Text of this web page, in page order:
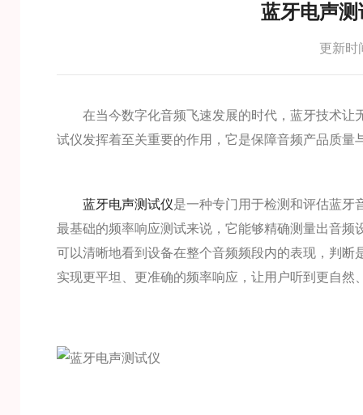
蓝牙电声
更新时
在当今数字化音频飞速发展的时代，蓝牙技术让
试仪发挥着至关重要的作用，它是保障音频产品质量
蓝牙电声测试仪是一种专门用于检测和评估蓝牙
最基础的频率响应测试来说，它能够精确测量出音
可以清晰地看到设备在整个音频频段内的表现，判
实现更平坦、更准确的频率响应，让用户听到更自然